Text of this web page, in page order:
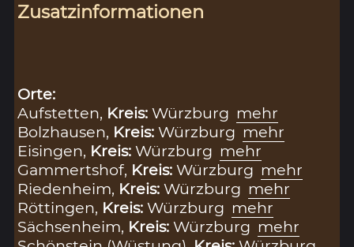
Zusatzinformationen
Orte:
Aufstetten, Kreis:Würzburg mehr
Bolzhausen, Kreis:Würzburg mehr
Eisingen, Kreis:Würzburg mehr
Gammertshof, Kreis:Würzburg mehr
Riedenheim, Kreis:Würzburg mehr
Röttingen, Kreis:Würzburg mehr
Sächsenheim, Kreis:Würzburg mehr